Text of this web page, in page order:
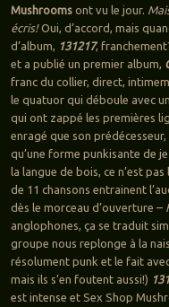
Mushroomsont vu le jour.
écris!Oui, d’accord, mais
d’album, 131217,
et a publié un premier album,
franc du collier, direct,
le quatuor qui déboule avec
qui ont zappé les premières
enragé que son
qu’une forme punkisante de
la langue de bois, ce n’est
de 11 chansons entrainent
dès le morceau d’ouverture –
anglophones, ça se traduit
groupe nous replonge à la
résolument punk et le fait
mais ils s’en foutent aussi!)
est intense et Sex Shop